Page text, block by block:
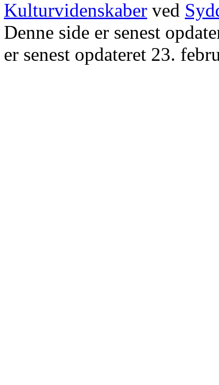
Kulturvidenskaber ved
Denne side er senest
er senest opdateret 23.